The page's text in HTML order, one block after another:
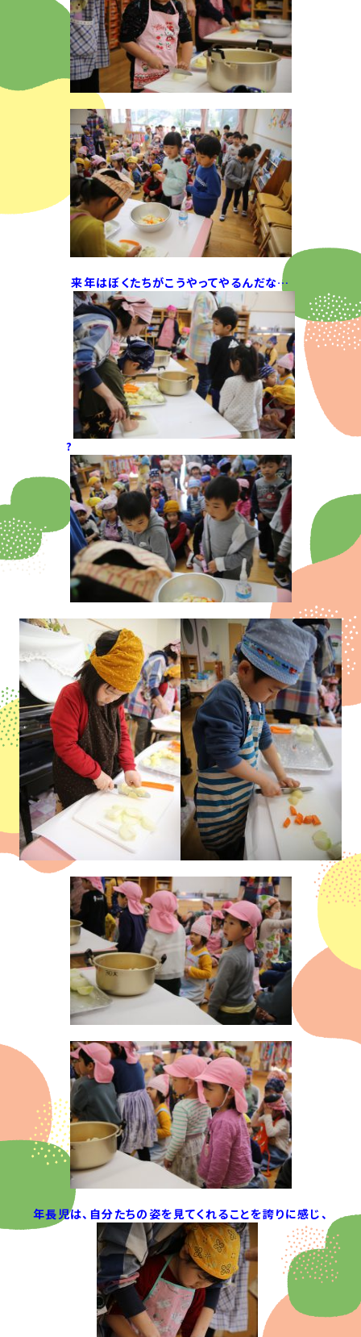
来年はぼくたちがこうやってやるんだな…
?
年長児は、自分たちの姿を見てくれることを誇りに感じ、